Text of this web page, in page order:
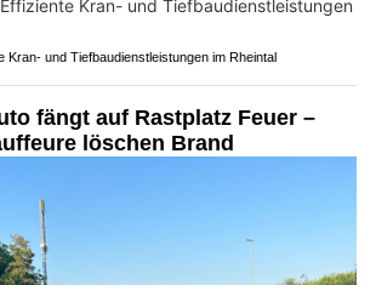
Kran- und Tiefbaudienstleistungen im Rheintal
fängt auf Rastplatz Feuer –
löschen Brand